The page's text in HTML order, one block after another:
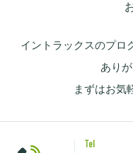
イントラックスのプロ
あり
まずはお気
Tel